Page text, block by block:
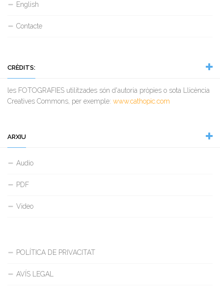
English
Contacte
CRÈDITS:
les FOTOGRAFIES utilitzades són d'autoria pròpies o sota Llicència
Creatives Commons, per exemple: www.cathopic.com
ARXIU
Audio
PDF
Video
POLÍTICA DE PRIVACITAT
AVÍS LEGAL